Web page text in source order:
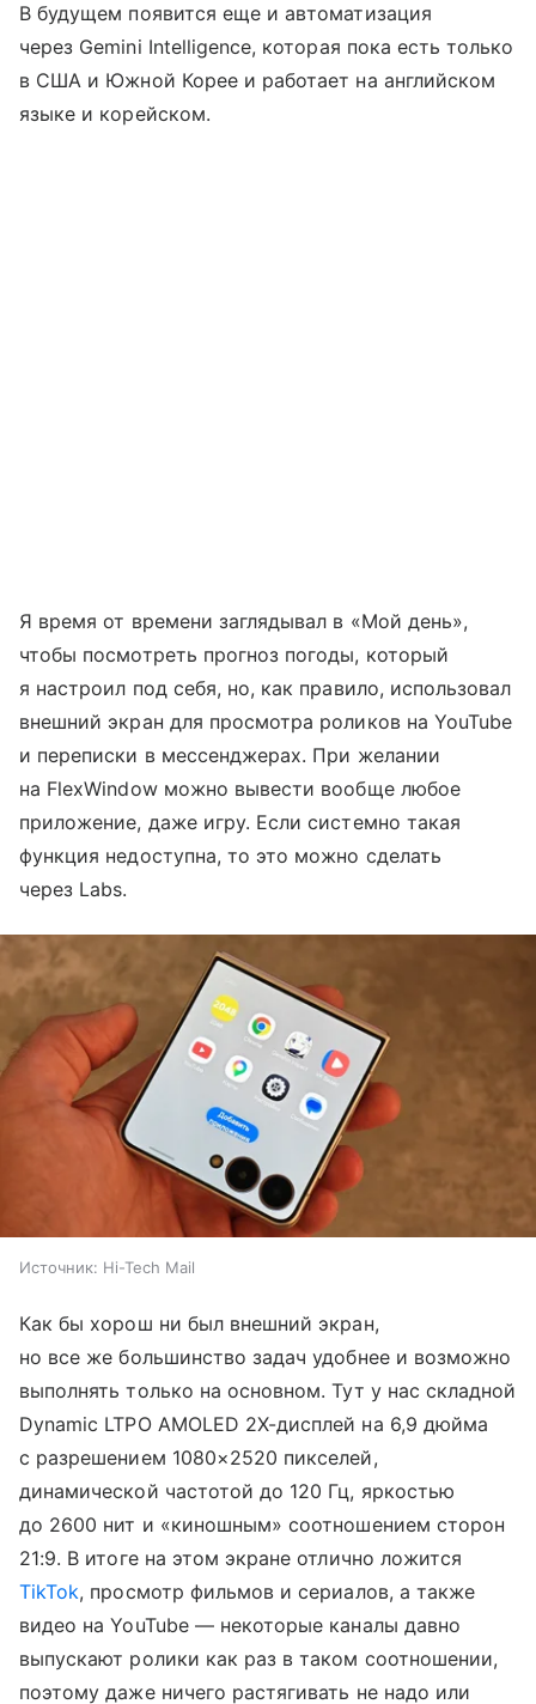
В будущем появится еще и автоматизация
через Gemini Intelligence, которая пока есть только
в США и Южной Корее и работает на английском
языке и корейском.
Я время от времени заглядывал в «Мой день»,
чтобы посмотреть прогноз погоды, который
я настроил под себя, но, как правило, использовал
внешний экран для просмотра роликов на YouTube
и переписки в мессенджерах. При желании
на FlexWindow можно вывести вообще любое
приложение, даже игру. Если системно такая
функция недоступна, то это можно сделать
через Labs.
Источник: Hi-Tech Mail
Как бы хорош ни был внешний экран,
но все же большинство задач удобнее и возможно
выполнять только на основном. Тут у нас складной
Dynamic LTPO AMOLED 2X-дисплей на 6,9 дюйма
с разрешением 1080×2520 пикселей,
динамической частотой до 120 Гц, яркостью
до 2600 нит и «киношным» соотношением сторон
21:9. В итоге на этом экране отлично ложится
TikTok, просмотр фильмов и сериалов, а также
видео на YouTube — некоторые каналы давно
выпускают ролики как раз в таком соотношении,
поэтому даже ничего растягивать не надо или